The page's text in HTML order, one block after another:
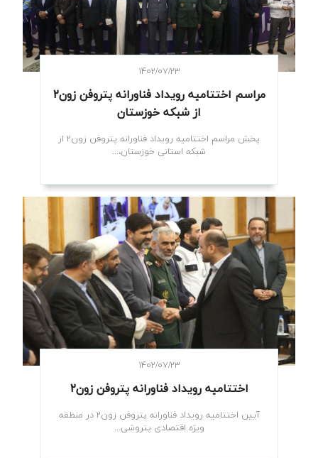
۱۴۰۲/۰۷/۲۳
مراسم اختتامیه رویداد فناورانه پتروفن زون۲
از شبکه خوزستان
پخش مراسم اختتامیه رویداد فناورانه پتروفن زون۲ از
شبکه استانی خوزستان،...
۱۴۰۲/۰۷/۲۳
اختتامیه رویداد فناورانه پتروفن زون۲
آیین اختتامیه رویداد فناورانه پتروفن زون۲ در منطقه
ویژه اقتصادی پتروشی...